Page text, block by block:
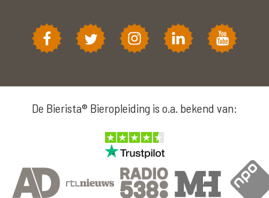
De Bierista® Bieropleiding is o.a. bekend van: